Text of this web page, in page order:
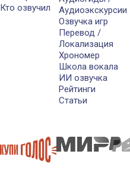
Кто озвучил
Аудиоэкскурсии
Озвучка игр
Перевод /
Локализация
Хрономер
Школа вокала
ИИ озвучка
Рейтинги
Статьи